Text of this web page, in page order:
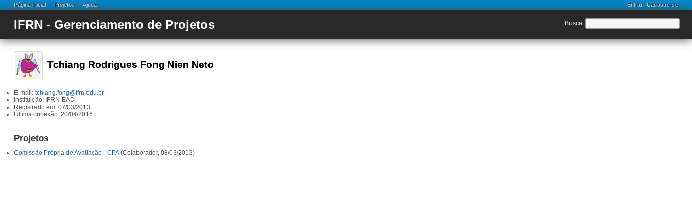
Entrar Cadastre-se
Página inicial Projetos Ajuda
Busca:
IFRN - Gerenciamento de Projetos
Tchiang Rodrigues Fong Nien Neto
E-mail: tchiang.fong@ifrn.edu.br
Instituição: IFRN-EAD
Registrado em: 07/03/2013
Última conexão: 20/04/2016
Projetos
Comissão Própria de Avaliação - CPA(Colaborador, 08/03/2013)